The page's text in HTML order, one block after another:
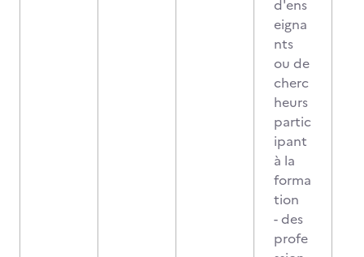
d'ens
eigna
nts
ou de
cherc
heurs
partic
ipant
à la
forma
tion
- des
profe